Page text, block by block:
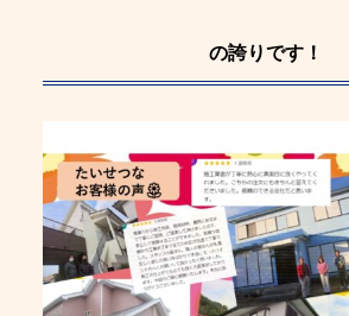
の誇りです！